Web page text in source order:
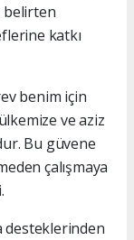
belirten
katkı
benim için
ve aziz
Bu güvene
çalışmaya
desteklerinden